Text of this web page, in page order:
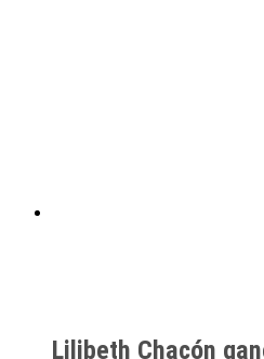
Lilibeth Chacón